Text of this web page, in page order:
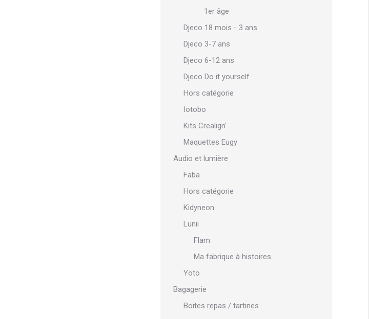
1er âge
Djeco 18 mois - 3 ans
Djeco 3-7 ans
Djeco 6-12 ans
Djeco Do it yourself
Hors catégorie
Iotobo
Kits Crealign'
Maquettes Eugy
Audio et lumière
Faba
Hors catégorie
Kidyneon
Lunii
Flam
Ma fabrique à histoires
Yoto
Bagagerie
Boites repas / tartines